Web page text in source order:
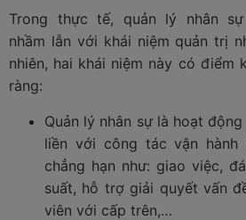
Trong thực tế, quản lý nhân
nhầm lẫn với khái niệm quản trị
nhiên, hai khái niệm này có điểm
ràng:
Quản lý nhân sự là hoạt
liền với công tác vận hành
chẳng hạn như: giao việc,
suất, hỗ trợ giải quyết vấn
viên với cấp trên,…